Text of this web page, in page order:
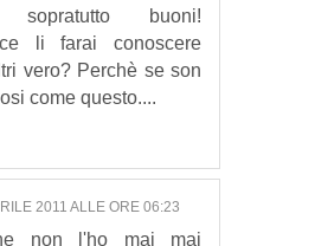
sopratutto buoni!
ce li farai conoscere
vero? Perchè se son
come questo....
2011 ALLE ORE 06:23
non l'ho mai mai